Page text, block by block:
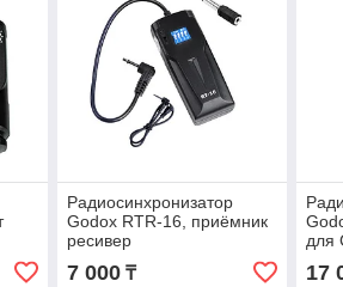
Радиосинхронизатор
Godox RTR-16, приёмник
ресивер
7 000₸
для
17